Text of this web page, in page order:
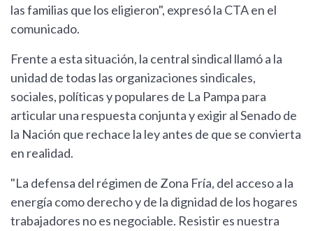
las familias que los eligieron", expresó la CTA en el
comunicado.
Frente a esta situación, la central sindical llamó a la
unidad de todas las organizaciones sindicales,
sociales, políticas y populares de La Pampa para
articular una respuesta conjunta y exigir al Senado de
la Nación que rechace la ley antes de que se convierta
en realidad.
"La defensa del régimen de Zona Fría, del acceso a la
energía como derecho y de la dignidad de los hogares
trabajadores no es negociable. Resistir es nuestra